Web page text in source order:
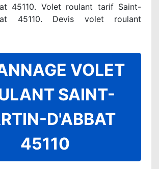
45110. Volet roulant tarif Saint-
45110. Devis volet roulant
VOLET
SAINT-
D'ABBAT
45110